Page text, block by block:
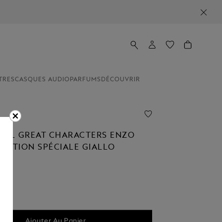
CASQUES AUDIO PARFUMS DÉCOUVRIR
GREAT CHARACTERS ENZO
SPÉCIALE GIALLO